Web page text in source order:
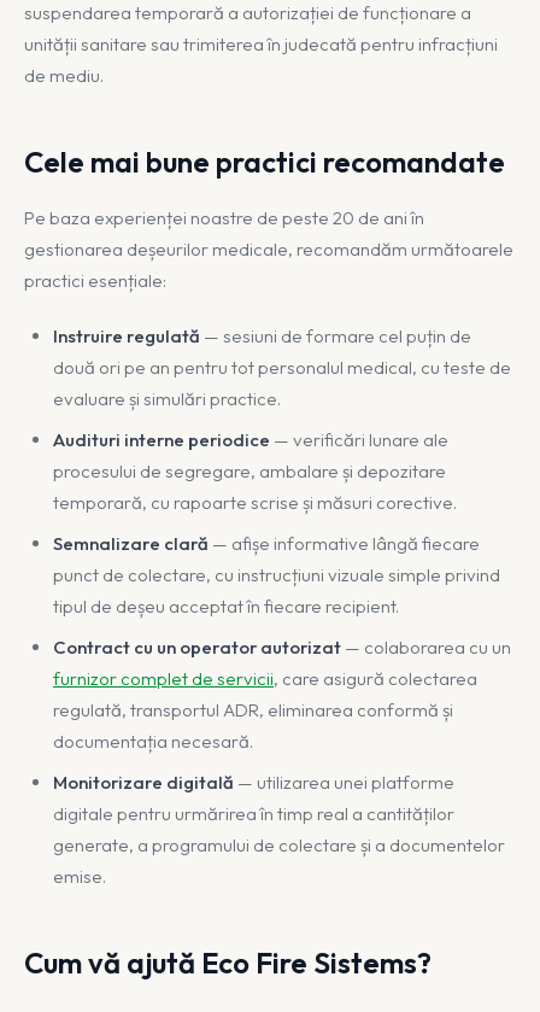
suspendarea temporară a autorizației de funcționare a
unității sanitare sau trimiterea în judecată pentru infracțiuni
de mediu.
Cele mai bune practici recomandate
Pe baza experienței noastre de peste 20 de ani în
gestionarea deșeurilor medicale, recomandăm următoarele
practici esențiale:
Instruire regulată — sesiuni de formare cel puțin de
două ori pe an pentru tot personalul medical, cu teste de
evaluare și simulări practice.
Audituri interne periodice — verificări lunare ale
procesului de segregare, ambalare și depozitare
temporară, cu rapoarte scrise și măsuri corective.
Semnalizare clară — afișe informative lângă fiecare
punct de colectare, cu instrucțiuni vizuale simple privind
tipul de deșeu acceptat în fiecare recipient.
Contract cu un operator autorizat — colaborarea cu un
furnizor complet de servicii, care asigură colectarea
regulată, transportul ADR, eliminarea conformă și
documentația necesară.
Monitorizare digitală — utilizarea unei platforme
digitale pentru urmărirea în timp real a cantităților
generate, a programului de colectare și a documentelor
emise.
Cum vă ajută Eco Fire Sistems?